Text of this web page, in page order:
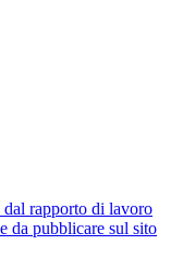
rapporto di lavoro
da pubblicare sul sito